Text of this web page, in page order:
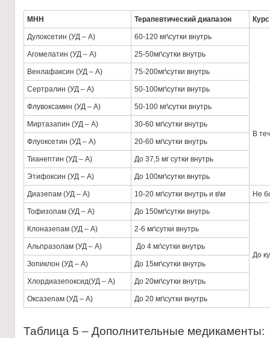
МНН Терапевтический диапазон
Дулоксетин (УД – А) 60-120 мг\сутки внутрь
В
Агомелатин (УД – А) 25-50мг\сутки внутрь
Венлафаксин (УД – А) 75-200мг\сутки внутрь
Сертралин (УД – А) 50-100мг\сутки внутрь
Флувоксамин (УД – А) 50-100 мг\сутки внутрь
Миртазапин (УД – А) 30-60 мг\сутки внутрь
Флуоксетин (УД – А) 20-60 мг\сутки внутрь
Тианептин (УД – А) До 37,5 мг сутки внутрь
Этифоксин (УД – А) До 100мг\сутки внутрь
Диазепам (УД – А) 10-20 мг\сутки внутрь и в\м Не
Тофизопам (УД – А) До 150мг\сутки внутрь
До
Клоназепам (УД – А) 2-6 мг\сутки внутрь
Альпразолам (УД – А) До 4 мг\сутки внутрь
Зопиклон (УД – А) До 15мг\сутки внутрь
Хлордиазепоксид(УД – А) До 20мг\сутки внутрь
Оксазепам (УД – А) До 20 мг\сутки внутрь
Таблица 5 – Дополнительные медикаменты: